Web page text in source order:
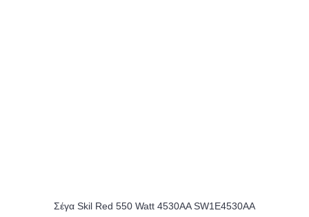
Σέγα Skil Red 550 Watt 4530AA SW1E4530AA